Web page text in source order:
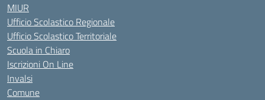
MIUR
Ufficio Scolastico Regionale
Ufficio Scolastico Territoriale
Scuola in Chiaro
Iscrizioni On Line
Invalsi
Comune